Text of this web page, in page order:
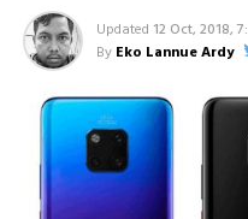
Updated 12 Oct, 2018,
By Eko Lannue Ardy